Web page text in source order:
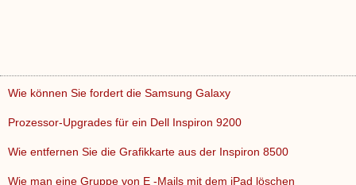
Wie können Sie fordert die Samsung Galaxy
Prozessor-Upgrades für ein Dell Inspiron 9200
Wie entfernen Sie die Grafikkarte aus der Inspiron 8500
Wie man eine Gruppe von E -Mails mit dem iPad löschen